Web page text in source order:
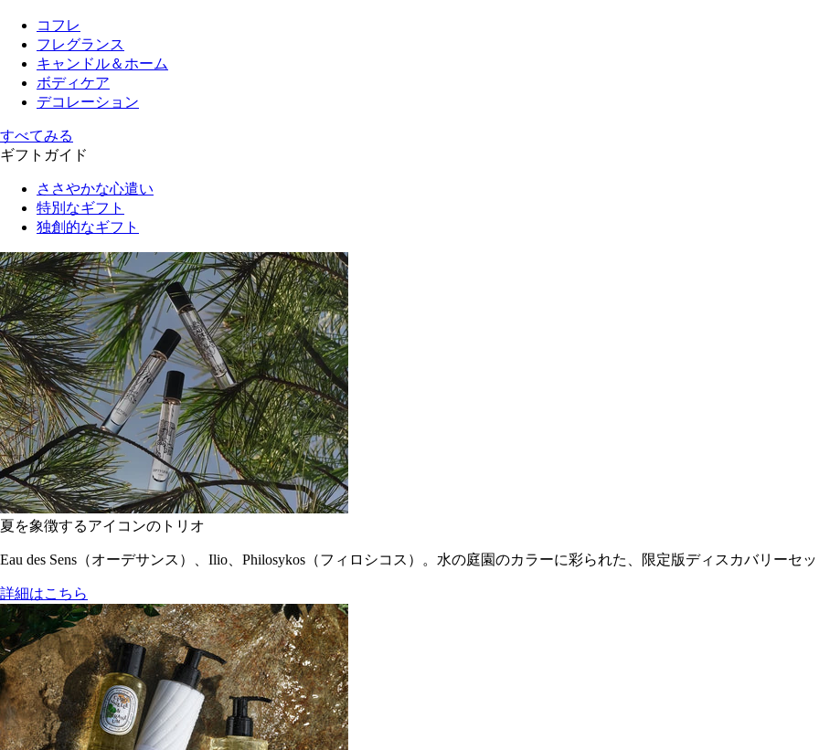
コフレ
フレグランス
キャンドル＆ホーム
ボディケア
デコレーション
すべてみる
ギフトガイド
ささやかな心遣い
特別なギフト
独創的なギフト
夏を象徴するアイコンのトリオ
Eau des Sens（オーデサンス）、Ilio、Philosykos（フィロシコス）。水の庭園のカラーに彩られた、限定版ディスカバリーセ
詳細はこちら